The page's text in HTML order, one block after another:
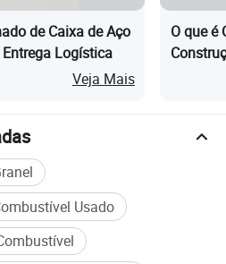
de Caixa de Aço
Logística
Veja Mais
O que é
Usado